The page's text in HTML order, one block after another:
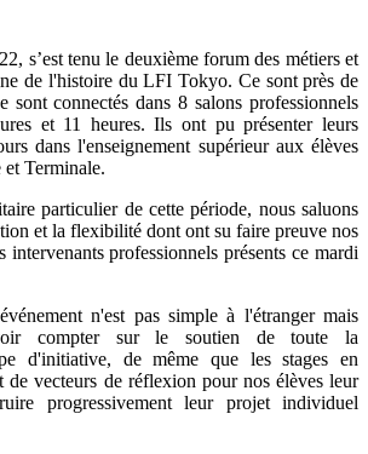
s’est tenu le deuxième forum des métiers et
de l'histoire du LFI Tokyo. Ce sont près de
sont connectés dans 8 salons professionnels
et 11 heures. Ils ont pu présenter leurs
dans l'enseignement supérieur aux élèves
et Terminale.
particulier de cette période, nous saluons
et la flexibilité dont ont su faire preuve nos
intervenants professionnels présents ce mardi
n'est pas simple à l'étranger mais
compter sur le soutien de toute la
d'initiative, de même que les stages en
de vecteurs de réflexion pour nos élèves leur
progressivement leur projet individuel